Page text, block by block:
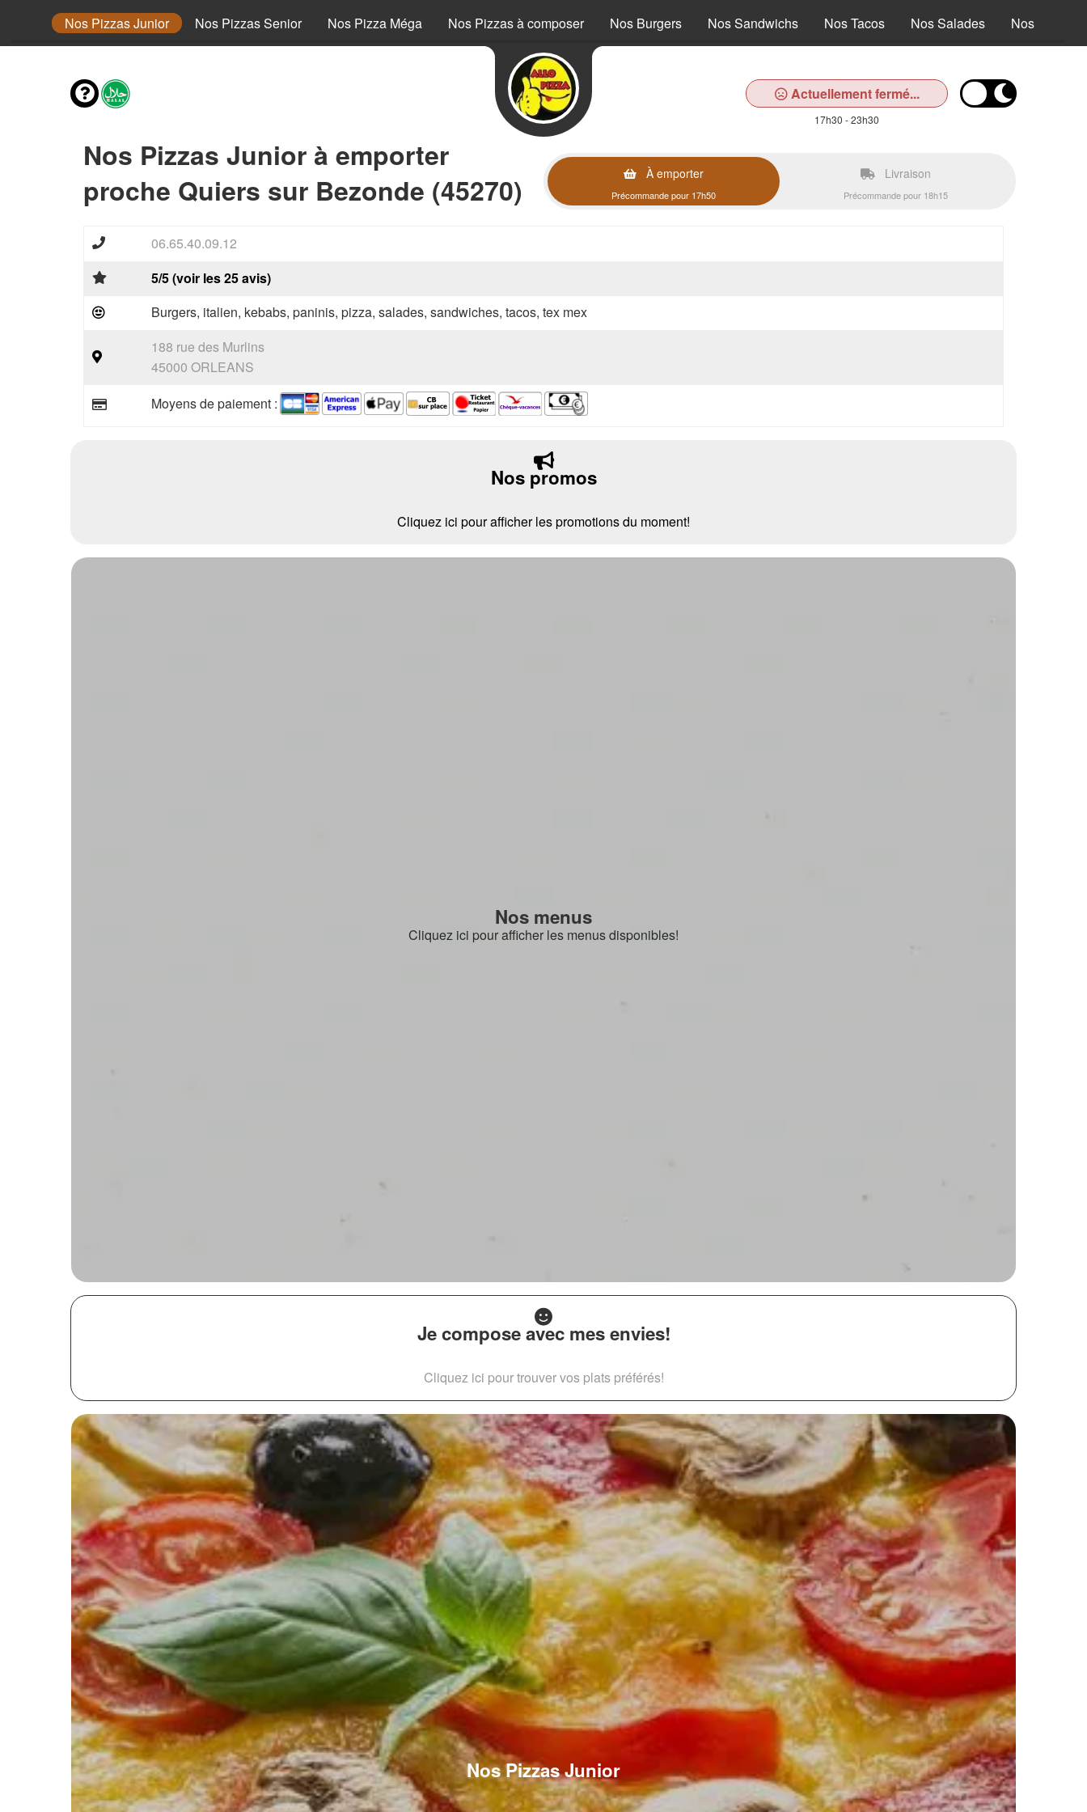
Nos Pizzas Junior Nos Pizzas Senior Nos Pizza Méga Nos Pizzas à composer Nos Burgers Nos Sandwichs Nos Tacos Nos Salades Nos Tex Mex
Actuellement fermé...
17h30 - 23h30
Nos Pizzas Junior à emporter
proche Quiers sur Bezonde (45270)
À emporter
Précommande pour 17h50
Livraison
Précommande pour 18h15
06.65.40.09.12
5/5 (voir les 25 avis)
Burgers, italien, kebabs, paninis, pizza, salades, sandwiches, tacos, tex mex
188 rue des Murlins
45000 ORLEANS
Moyens de paiement :
Nos promos
Cliquez ici pour afficher les promotions du moment!
Nos menus
Cliquez ici pour afficher les menus disponibles!
Je compose avec mes envies!
Cliquez ici pour trouver vos plats préférés!
Nos Pizzas Junior